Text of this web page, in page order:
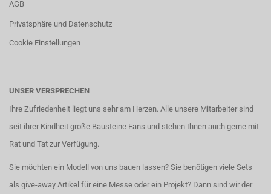
AGB
Privatsphäre und Datenschutz
Cookie Einstellungen
UNSER VERSPRECHEN
Ihre Zufriedenheit liegt uns sehr am Herzen. Alle unsere Mitarbeiter sind
seit ihrer Kindheit große Bausteine Fans und stehen Ihnen auch gerne mit
Rat und Tat zur Verfügung.
Sie möchten ein Modell von uns bauen lassen? Sie benötigen viele Sets
als give-away Artikel für eine Messe oder ein Projekt? Dann sind wir der